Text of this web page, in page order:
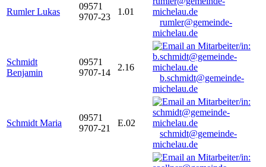
Rumler Lukas
09571
9707-23
1.01
rumler@gemeinde-
michelau.de
Schmidt
Benjamin
09571
9707-14
2.16
b.schmidt@gemeinde-
michelau.de
Schmidt Maria
09571
9707-21
E.02
schmidt@gemeinde-
michelau.de